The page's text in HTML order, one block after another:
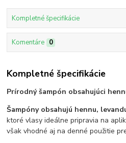
Kompletné špecifikácie
Komentáre 0
Kompletné špecifikácie
Prírodný šampón obsahujúci
Šampóny obsahujú hennu,
ktoré vlasy ideálne pripravia na
však vhodné aj na denné použitie